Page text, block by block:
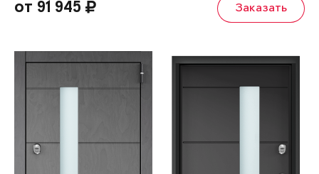
от 91 945 Заказать